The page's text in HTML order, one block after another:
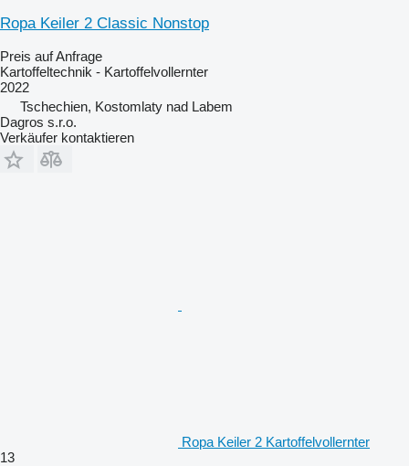
Ropa Keiler 2 Classic Nonstop
Preis auf Anfrage
Kartoffeltechnik - Kartoffelvollernter
2022
Tschechien, Kostomlaty nad Labem
Dagros s.r.o.
Verkäufer kontaktieren
Ropa Keiler 2 Kartoffelvollernter
13